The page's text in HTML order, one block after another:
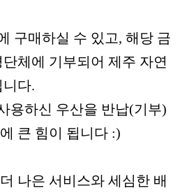
구매하실 수 있고, 해당 금
체에 기부되어 제주 자연
다.
용하신 우산을 반납(기부)
큰 힘이 됩니다 :)
나은 서비스와 세심한 배